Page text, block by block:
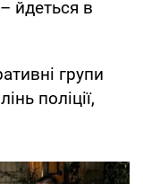
йдеться в
групи
поліції,